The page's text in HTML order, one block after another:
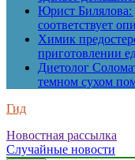
Юрист Билялова:
соответствует
Химик
приготовлении
Диетолог
темном сухом
Гид
Новостная рассылка
Случайные новости